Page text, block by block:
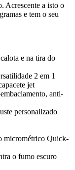
Acrescente a isto o
e tem o seu
e na tira do
2 em 1
jet
anti-
personalizado
micrométrico Quick-
o fumo escuro